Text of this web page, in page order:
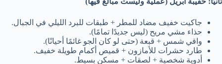
جاكيت خفيف مضاد للمطر + طبقات للبرد الليلي في الجبال.
حذاء مشي مريح (ليس جديدًا تمامًا).
واقي شمس + قبعة (حتى لو كان الجو غائمًا أحيانًا).
طارد حشرات للأمازون + قميص أكمام طويلة خفيف.
أدوية شخصية + لصقات + مسكن بسيط.